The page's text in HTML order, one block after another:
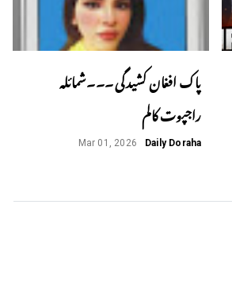
پاک افغان کشیدگی ۔۔۔شمائلہ
راجپوت کالم
Daily Doraha
Mar 01, 2026